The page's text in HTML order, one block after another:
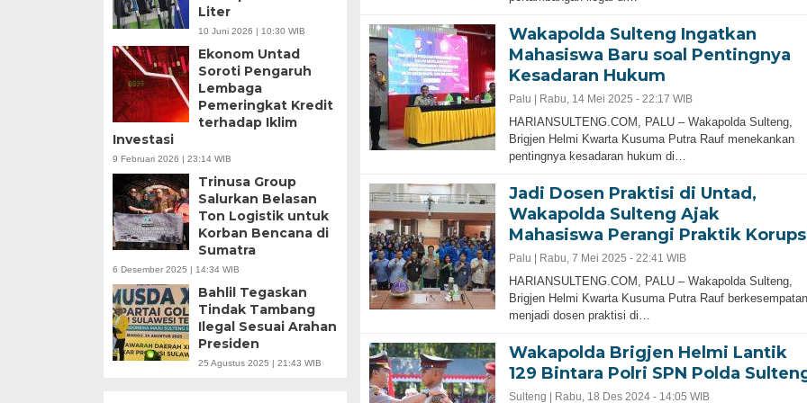
Liter
10 Juni 2026 | 10:30 WIB
Ekonom Untad
Soroti Pengaruh
Lembaga
Pemeringkat Kredit
terhadap Iklim
Investasi
9 Februari 2026 | 23:14 WIB
Trinusa Group
Salurkan Belasan
Ton Logistik untuk
Korban Bencana di
Sumatra
6 Desember 2025 | 14:34 WIB
Bahlil Tegaskan
Tindak Tambang
Ilegal Sesuai Arahan
Presiden
25 Agustus 2025 | 21:43 WIB
Wakapolda Sulteng Ingatkan
Mahasiswa Baru soal Pentingnya
Kesadaran Hukum
Palu | Rabu, 14 Mei 2025 - 22:17 WIB
HARIANSULTENG.COM, PALU – Wakapolda Sulteng,
Brigjen Helmi Kwarta Kusuma Putra Rauf menekankan
pentingnya kesadaran hukum di…
Jadi Dosen Praktisi di Untad,
Wakapolda Sulteng Ajak
Mahasiswa Perangi Praktik
Palu | Rabu, 7 Mei 2025 - 22:41 WIB
HARIANSULTENG.COM, PALU – Wakapolda Sulteng,
Brigjen Helmi Kwarta Kusuma Putra Rauf berkesempatan
menjadi dosen praktisi di…
Wakapolda Brigjen Helmi Lantik
129 Bintara Polri SPN Polda
Sulteng | Rabu, 18 Des 2024 - 14:05 WIB